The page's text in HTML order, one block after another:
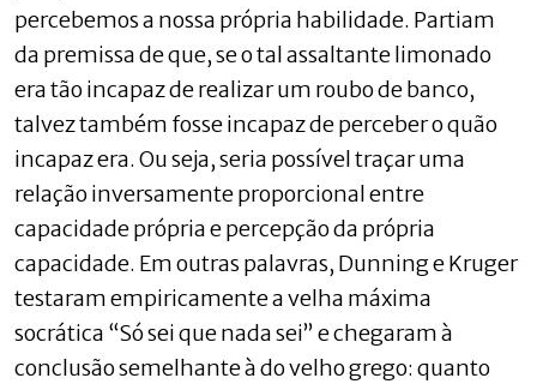
percebemos a nossa própria habilidade. Partiam
da premissa de que, se o tal assaltante limonado
era tão incapaz de realizar um roubo de banco,
talvez também fosse incapaz de perceber o quão
incapaz era. Ou seja, seria possível traçar uma
relação inversamente proporcional entre
capacidade própria e percepção da própria
capacidade. Em outras palavras, Dunning e Kruger
testaram empiricamente a velha máxima
socrática “Só sei que nada sei” e chegaram à
conclusão semelhante à do velho grego: quanto